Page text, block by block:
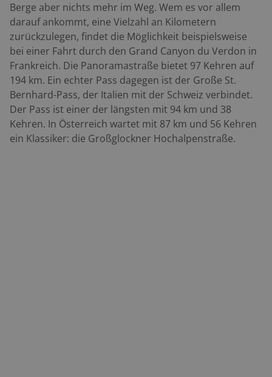
Berge aber nichts mehr im Weg. Wem es vor allem
darauf ankommt, eine Vielzahl an Kilometern
zurückzulegen, findet die Möglichkeit beispielsweise
bei einer Fahrt durch den Grand Canyon du Verdon in
Frankreich. Die Panoramastraße bietet 97 Kehren auf
194 km. Ein echter Pass dagegen ist der Große St.
Bernhard-Pass, der Italien mit der Schweiz verbindet.
Der Pass ist einer der längsten mit 94 km und 38
Kehren. In Österreich wartet mit 87 km und 56 Kehren
ein Klassiker: die Großglockner Hochalpenstraße.